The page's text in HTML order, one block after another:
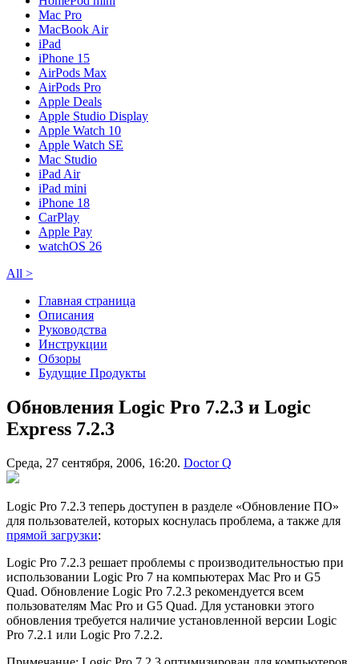
Mac Pro
MacBook Air
iPad
iPhone 15
AirPods Max
AirPods Pro
Apple Deals
Apple Studio Display
Apple Watch 10
Apple Watch SE
Mac Studio
iPad Air
iPad mini
iPhone 18
CarPlay
Apple Pay
watchOS 26
All >
Главная страница
Описания
Руководства
Инструкции
Обзоры
Будущие Продукты
Обновления Logic Pro 7.2.3 и Logic
Express 7.2.3
Среда, 27 сентября, 2006, 16:20. Doctor Q
Logic Pro 7.2.3 теперь доступен в разделе «Обновление ПО»
для пользователей, которых коснулась проблема, а также для
прямой загрузки:
Logic Pro 7.2.3 решает проблемы с производительностью при
использовании Logic Pro 7 на компьютерах Mac Pro и G5
Quad. Обновление Logic Pro 7.2.3 рекомендуется всем
пользователям Mac Pro и G5 Quad. Для установки этого
обновления требуется наличие установленной версии Logic
Pro 7.2.1 или Logic Pro 7.2.2.